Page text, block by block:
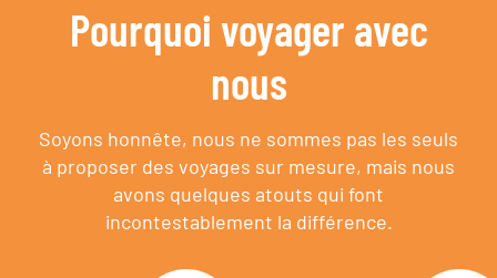
Pourquoi voyager avec
nous
Soyons honnête, nous ne sommes pas les seuls
à proposer des voyages sur mesure, mais nous
avons quelques atouts qui font
incontestablement la différence.